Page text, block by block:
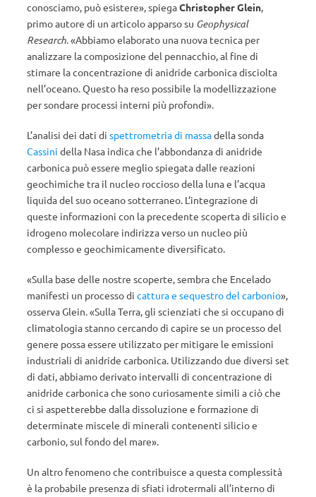
conosciamo, può esistere», spiegaChristopher Glein,
primo autore di un articolo apparso su Geophysical
Research. «Abbiamo elaborato una nuova tecnica per
analizzare la composizione del pennacchio, al fine di
stimare la concentrazione di anidride carbonica disciolta
nell’oceano. Questo ha reso possibile la modellizzazione
per sondare processi interni più profondi».
L’analisi dei dati di spettrometria di massadella sonda
Cassini della Nasa indica che l’abbondanza di anidride
carbonica può essere meglio spiegata dalle reazioni
geochimiche tra il nucleo roccioso della luna e l’acqua
liquida del suo oceano sotterraneo. L’integrazione di
queste informazioni con la precedente scoperta di silicio e
idrogeno molecolare indirizza verso un nucleo più
complesso e geochimicamente diversificato.
«Sulla base delle nostre scoperte, sembra che Encelado
manifesti un processo di cattura e sequestro del carbonio»,
osserva Glein. «Sulla Terra, gli scienziati che si occupano di
climatologia stanno cercando di capire se un processo del
genere possa essere utilizzato per mitigare le emissioni
industriali di anidride carbonica. Utilizzando due diversi set
di dati, abbiamo derivato intervalli di concentrazione di
anidride carbonica che sono curiosamente simili a ciò che
ci si aspetterebbe dalla dissoluzione e formazione di
determinate miscele di minerali contenenti silicio e
carbonio, sul fondo del mare».
Un altro fenomeno che contribuisce a questa complessità
è la probabile presenza di sfiati idrotermali all’interno di